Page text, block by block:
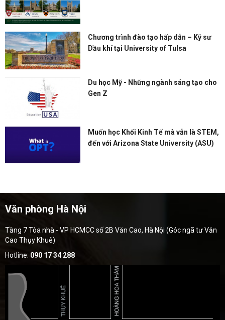
Chương trình đào tạo hấp dẫn – Kỹ sư
Dầu khí tại University of Tulsa
Du học Mỹ - Những ngành sáng tạo cho
Gen Z
Muốn học Khối Kinh Tế mà vẫn là STEM,
đến với Arizona State University (ASU)
Văn phòng Hà Nội
Tầng 7 Tòa nhà - VP HCMCC số 2B Văn Cao, Hà Nội (Góc ngã tư Văn
Cao Thụy Khuê)
Hotline: 090 17 34 288